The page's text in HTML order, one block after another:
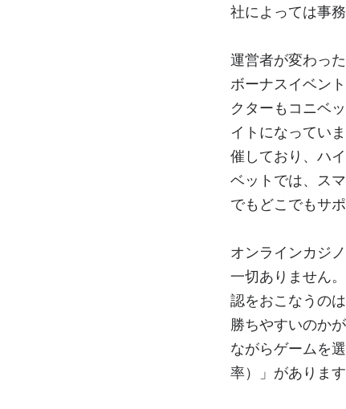
社によっては事
運営者が変わっ
ボーナスイベン
クターもコニベ
イトになってい
催しており、ハ
ベットでは、ス
でもどこでもサ
オンラインカジ
一切ありません
認をおこなうの
勝ちやすいのか
ながらゲームを
率）」がありま